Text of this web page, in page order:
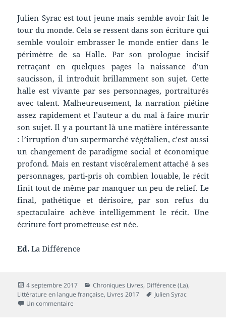
Julien Syrac est tout jeune mais semble avoir fait le
tour du monde. Cela se ressent dans son écriture qui
semble vouloir embrasser le monde entier dans le
périmètre de sa Halle. Par son prologue incisif
retraçant en quelques pages la naissance d’un
saucisson, il introduit brillamment son sujet. Cette
halle est vivante par ses personnages, portraiturés
avec talent. Malheureusement, la narration piétine
assez rapidement et l’auteur a du mal à faire murir
son sujet. Il y a pourtant là une matière intéressante
: l’irruption d’un supermarché végétalien, c’est aussi
un changement de paradigme social et économique
profond. Mais en restant viscéralement attaché à ses
personnages, parti-pris oh combien louable, le récit
finit tout de même par manquer un peu de relief. Le
final, pathétique et dérisoire, par son refus du
spectaculaire achève intelligemment le récit. Une
écriture fort prometteuse est née.
Ed. La Différence
Publié
le
4 septembre 2017 Catégories
Chroniques Livres, Différence (La),
Littérature en langue française, Livres 2017
Mots-
Julien Syrac
Un commentaire